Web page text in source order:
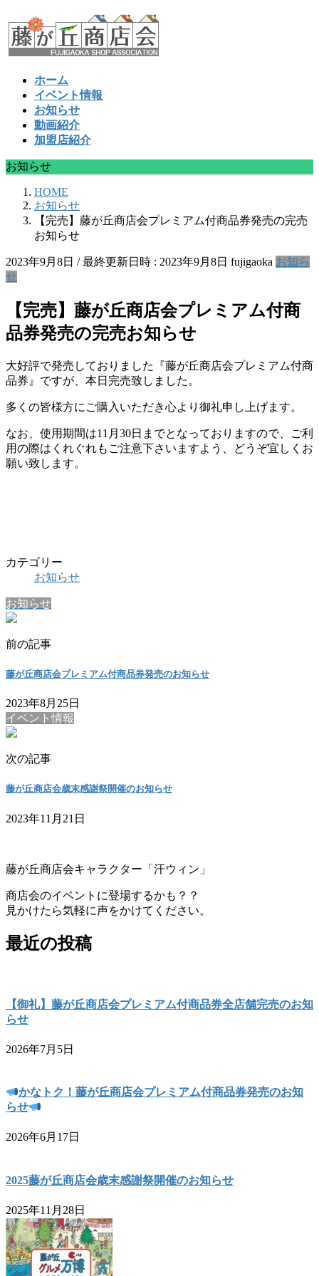
ン
テ
ビ
ゲ
ホーム
イベント情報
お知らせ
動画紹介
加盟店紹介
お知らせ
HOME
お知らせ
【完売】藤が丘商店会プレミアム付商品券発売の完売
お知らせ
2023年9月8日 / 最終更新日時 : 2023年9月8日 fujigaoka お知ら
せ
【完売】藤が丘商店会プレミアム付商
品券発売の完売お知らせ
大好評で発売しておりました『藤が丘商店会プレミアム付商
品券』ですが、本日完売致しました。
多くの皆様方にご購入いただき心より御礼申し上げます。
なお、使用期間は11月30日までとなっておりますので、ご利
用の際はくれぐれもご注意下さいますよう、どうぞ宜しくお
願い致します。
カテゴリー
お知らせ
お知らせ
前の記事
藤が丘商店会プレミアム付商品券発売のお知らせ
2023年8月25日
イベント情報
次の記事
藤が丘商店会歳末感謝祭開催のお知らせ
2023年11月21日
藤が丘商店会キャラクター「汗ウィン」
商店会のイベントに登場するかも？？
見かけたら気軽に声をかけてください。
最近の投稿
【御礼】藤が丘商店会プレミアム付商品券全店舗完売のお知
らせ
2026年7月5日
かなトク！藤が丘商店会プレミアム付商品券発売のお知
らせ
2026年6月17日
2025藤が丘商店会歳末感謝祭開催のお知らせ
2025年11月28日